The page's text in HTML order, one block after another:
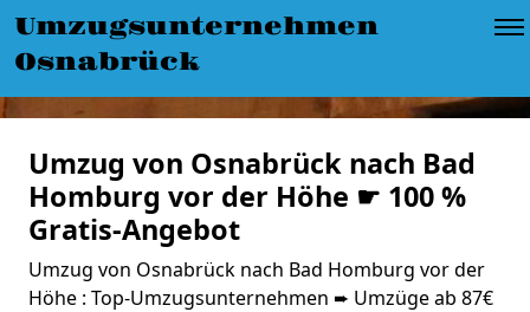
Umzugsunternehmen
Osnabrück
Umzug von Osnabrück nach Bad
Homburg vor der Höhe ☛ 100 %
Gratis-Angebot
Umzug von Osnabrück nach Bad Homburg vor der
Höhe : Top-Umzugsunternehmen ➨ Umzüge ab 87€